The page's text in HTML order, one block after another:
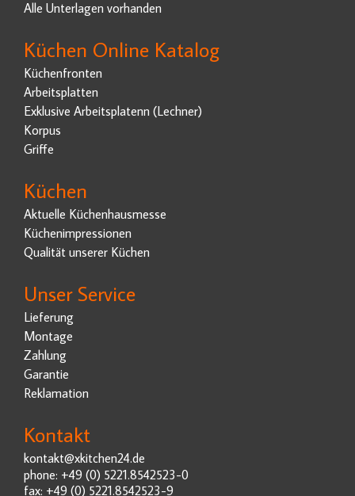
Alle Unterlagen vorhanden
Küchen Online Katalog
Küchenfronten
Arbeitsplatten
Exklusive Arbeitsplatenn (Lechner)
Korpus
Griffe
Küchen
Aktuelle Küchenhausmesse
Küchenimpressionen
Qualität unserer Küchen
Unser Service
Lieferung
Montage
Zahlung
Garantie
Reklamation
Kontakt
kontakt@xkitchen24.de
phone: +49 (0) 5221.8542523-0
fax: +49 (0) 5221.8542523-9